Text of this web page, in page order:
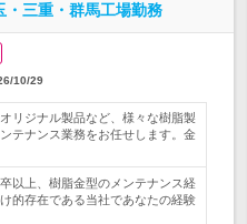
・三重・群馬工場勤務
10/29
リジナル製品など、様々な樹脂製
テナンス業務をお任せします。金
以上、樹脂金型のメンテナンス経
的存在である当社であなたの経験